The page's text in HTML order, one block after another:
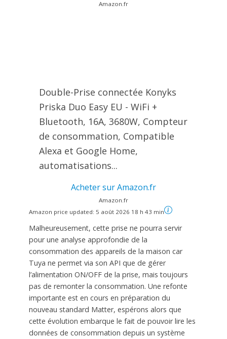
Amazon.fr
Double-Prise connectée Konyks
Priska Duo Easy EU - WiFi +
Bluetooth, 16A, 3680W, Compteur
de consommation, Compatible
Alexa et Google Home,
automatisations...
Acheter sur Amazon.fr
Amazon.fr
Amazon price updated: 5 août 2026 18 h 43 min
Malheureusement, cette prise ne pourra servir
pour une analyse approfondie de la
consommation des appareils de la maison car
Tuya ne permet via son API que de gérer
l’alimentation ON/OFF de la prise, mais toujours
pas de remonter la consommation. Une refonte
importante est en cours en préparation du
nouveau standard Matter, espérons alors que
cette évolution embarque le fait de pouvoir lire les
données de consommation depuis un système